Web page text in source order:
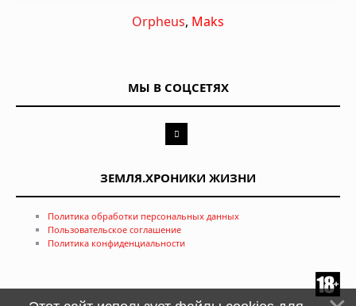
Orpheus, Maks
МЫ В СОЦСЕТЯХ
ЗЕМЛЯ.ХРОНИКИ ЖИЗНИ
Политика обработки персональных данных
Пользовательское соглашение
Политика конфиденциальности